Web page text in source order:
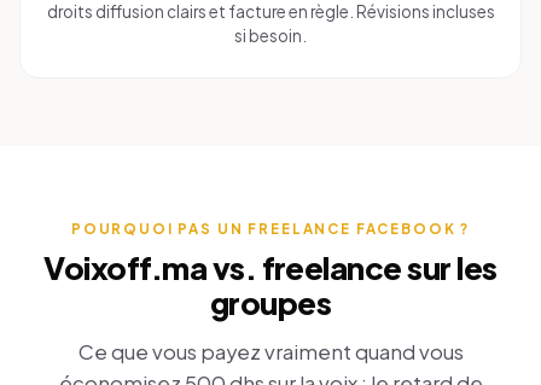
droits diffusion clairs et facture en règle. Révisions incluses
si besoin.
POURQUOI PAS UN FREELANCE FACEBOOK ?
Voixoff.ma vs. freelance sur les
groupes
Ce que vous payez vraiment quand vous